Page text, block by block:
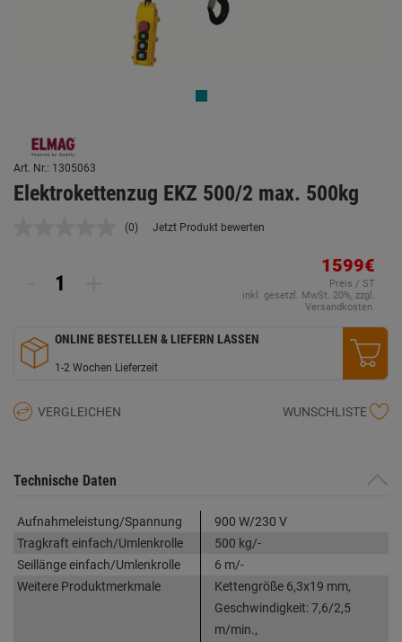
Art. Nr.: 1305063
Elektrokettenzug EKZ 500/2 max. 500kg
Kein
(0) Jetzt Produkt bewerten
1599€
Preis / ST
inkl. gesetzl. MwSt. 20%, zzgl.
Versandkosten.
ONLINE BESTELLEN & LIEFERN LASSEN
1-2 Wochen Lieferzeit
VERGLEICHEN WUNSCHLISTE
Technische Daten
Aufnahmeleistung/Spannung
900 W/230 V
Tragkraft einfach/Umlenkrolle
500 kg/-
Seillänge einfach/Umlenkrolle
6 m/-
Weitere Produktmerkmale
Kettengröße 6,3x19 mm,
Geschwindigkeit: 7,6/2,5
m/min.,